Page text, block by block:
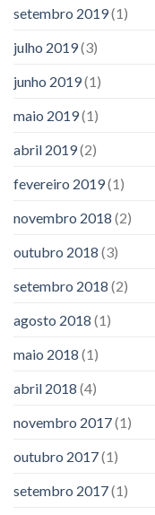
setembro 2019(1)
julho 2019(3)
junho 2019(1)
maio 2019(1)
abril 2019(2)
fevereiro 2019(1)
novembro 2018 (2)
outubro 2018 (3)
setembro 2018 (2)
agosto 2018 (1)
maio 2018 (1)
abril 2018 (4)
novembro 2017(1)
outubro 2017(1)
setembro 2017(1)